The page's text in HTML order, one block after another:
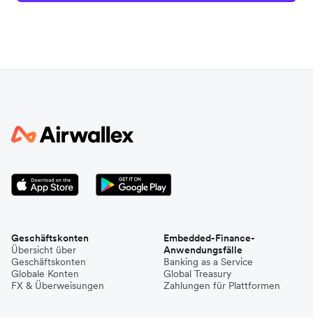
Geschäftskonten
Übersicht über
Geschäftskonten
Globale Konten
FX & Überweisungen
Embedded-Finance-
Anwendungsfälle
Banking as a Service
Global Treasury
Zahlungen für Plattformen